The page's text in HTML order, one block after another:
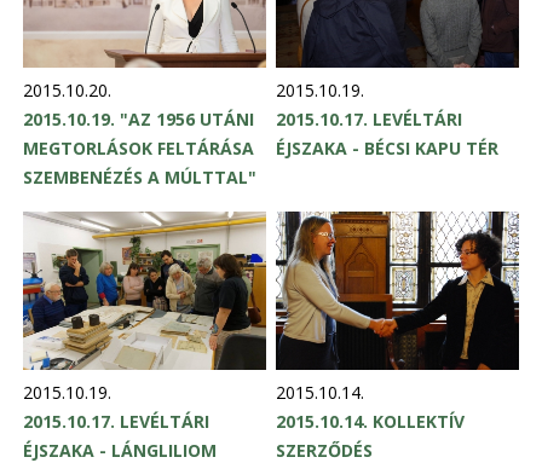
2015.10.20.
2015.10.19. "AZ 1956 UTÁNI
MEGTORLÁSOK FELTÁRÁSA
SZEMBENÉZÉS A MÚLTTAL"
2015.10.19.
2015.10.17. LEVÉLTÁRI
ÉJSZAKA - BÉCSI KAPU TÉR
2015.10.19.
2015.10.17. LEVÉLTÁRI
ÉJSZAKA - LÁNGLILIOM
2015.10.14.
2015.10.14. KOLLEKTÍV
SZERZŐDÉS